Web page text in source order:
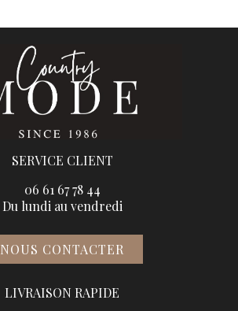
SERVICE CLIENT
06 61 67 78 44
Du lundi au vendredi
NOUS CONTACTER
LIVRAISON RAPIDE